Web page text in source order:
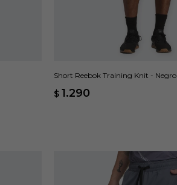
Short Reebok Training Knit - Negro
$ 1.290